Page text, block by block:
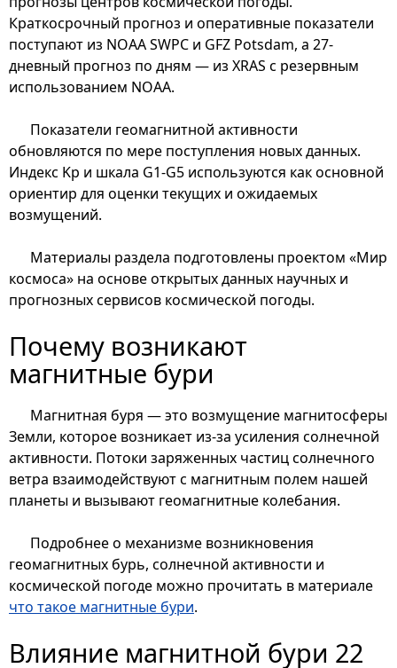
Краткосрочный прогноз и оперативные показатели
поступают из NOAA SWPC и GFZ Potsdam, а 27-
дневный прогноз по дням — из XRAS с резервным
использованием NOAA.
Показатели геомагнитной активности
обновляются по мере поступления новых данных.
Индекс Kp и шкала G1-G5 используются как основной
ориентир для оценки текущих и ожидаемых
возмущений.
Материалы раздела подготовлены проектом «Мир
космоса» на основе открытых данных научных и
прогнозных сервисов космической погоды.
Почему возникают
магнитные бури
Магнитная буря — это возмущение магнитосферы
Земли, которое возникает из-за усиления солнечной
активности. Потоки заряженных частиц солнечного
ветра взаимодействуют с магнитным полем нашей
планеты и вызывают геомагнитные колебания.
Подробнее о механизме возникновения
геомагнитных бурь, солнечной активности и
космической погоде можно прочитать в материале
что такое магнитные бури.
Влияние магнитной бури 22